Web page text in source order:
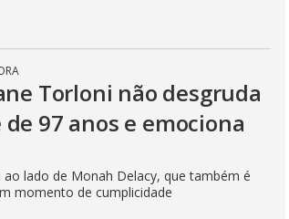
Torloni não desgruda
de 97 anos e emociona
lado de Monah Delacy, que também é
momento de cumplicidade